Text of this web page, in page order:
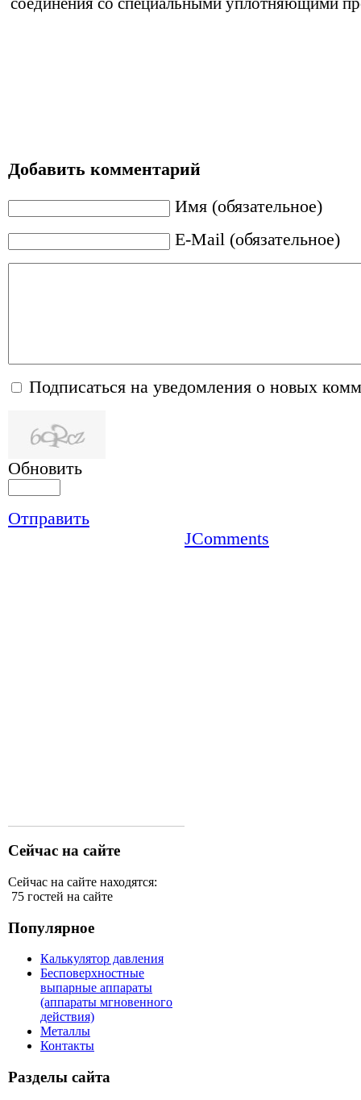
Добавить комментарий
Имя (обязательное)
E-Mail (обязательное)
Подписаться на уведомления о новых
Обновить
Отправить
JComments
Сейчас на сайте
Сейчас на сайте находятся:
75 гостей на сайте
Популярное
Калькулятор давления
Бесповерхностные
выпарные аппараты
(аппараты мгновенного
действия)
Металлы
Контакты
Разделы сайта